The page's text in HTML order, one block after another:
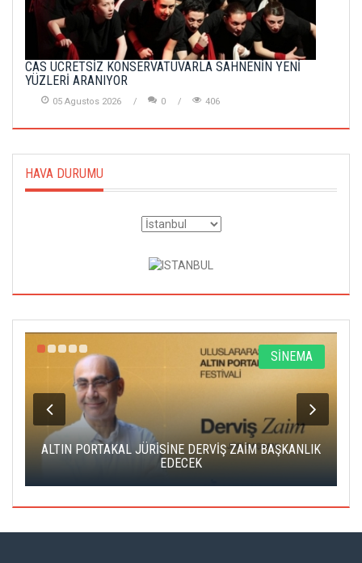
CAS ÜCRETSİZ KONSERVATUVARLA SAHNENİN YENİ
YÜZLERİ ARANIYOR
05 Agustos 2026 0 406
HAVA DURUMU
SİNEMA
ALTIN PORTAKAL JÜRİSİNE DERVİŞ ZAİM BAŞKANLIK
EDECEK